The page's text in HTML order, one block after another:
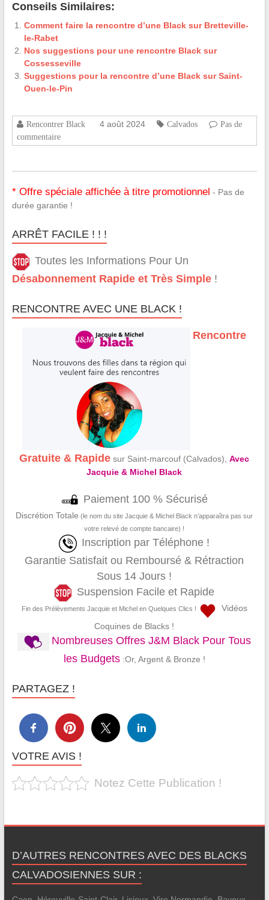
Conseils Similaires:
Comment faire la rencontre d’une Black sur Bretteville-
le-Rabet
Nos suggestions pour une rencontre Black sur
Cossesseville
Suggestions pour la rencontre d’une Black sur Saint-
Ouen-le-Pin
Rencontrer Black 4 août 2024 Calvados
Pas de
commentaire
* Offre spéciale affichée à titre promotionnel - Pas de
durée garantie !
ARRÊT FACILE ! ! !
Toutes les Informations Pour Un
Désabonnement Rapide et Très Simple!
RENCONTRE AVEC UNE BLACK !
Rencontre
Gratuite & Rapide sur Saint-marcouf (Calvados),Avec
Jacquie & Michel Black
Paiement 100 % Sécurisé
Discrétion Totale (le nom du site Jacquie & Michel Black n’apparaîtra pas sur
votre relevé de compte bancaire) !
Inscription par Téléphone !
Garantie Satisfait ou Remboursé & Rétraction
Sous 14 Jours !
Suspension Facile et Rapide
Fin des Prélèvements Jacquie et Michel en Quelques Clics !
Vidéos
Coquines de Blacks !
Nombreuses Offres J&M Black Pour Tous
les Budgets:Or, Argent & Bronze !
PARTAGEZ !
VOTRE AVIS !
Notez Cette Publication !
D’AUTRES RENCONTRES AVEC DES BLACKS
CALVADOSIENNES SUR :